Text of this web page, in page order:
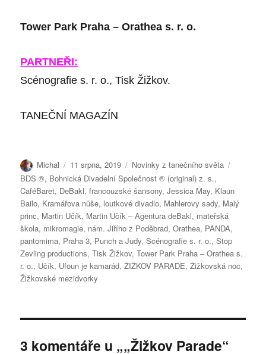
Tower Park Praha – Orathea s. r. o.
PARTNEŘI:
Scénografie s. r. o., Tisk Žižkov.
TANEČNÍ MAGAZÍN
Autor:
Michal Publikováno:
11 srpna, 2019 Rubriky:
Novinky z tanečního světa
BDS ®, Bohnická Divadelní Společnost ® (original) z. s.,
CaféBaret, DeBakl,francouzské šansony,Jessica May, Klaun
Bailo, Kramářova nůše, loutkové divadlo, Mahlerovy sady, Malý
princ, Martin Učík, Martin Učík – Agentura deBakl, mateřská
škola, mikromagie, nám. Jiřího z Poděbrad,Orathea, PANDA,
pantomima, Praha 3, Punch a Judy,Scénografie s. r. o.,Stop
Zevling productions,Tisk Žižkov,Tower Park Praha – Orathea s.
r. o., Učík, Ufoun je kamarád,ŽIŽKOV PARADE,Žižkovská noc,
Žižkovské mezidvorky
3 komentáře u „„Žižkov Parade“